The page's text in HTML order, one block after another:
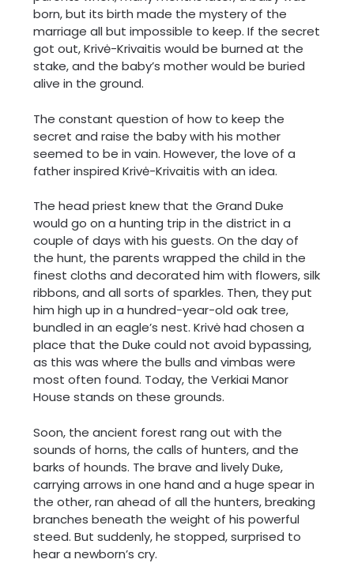
born, but its birth made the mystery of the
marriage all but impossible to keep. If the secret
got out, Krivė-Krivaitis would be burned at the
stake, and the baby’s mother would be buried
alive in the ground.
The constant question of how to keep the
secret and raise the baby with his mother
seemed to be in vain. However, the love of a
father inspired Krivė-Krivaitis with an idea.
The head priest knew that the Grand Duke
would go on a hunting trip in the district in a
couple of days with his guests. On the day of
the hunt, the parents wrapped the child in the
finest cloths and decorated him with flowers, silk
ribbons, and all sorts of sparkles. Then, they put
him high up in a hundred-year-old oak tree,
bundled in an eagle’s nest. Krivė had chosen a
place that the Duke could not avoid bypassing,
as this was where the bulls and vimbas were
most often found. Today, the Verkiai Manor
House stands on these grounds.
Soon, the ancient forest rang out with the
sounds of horns, the calls of hunters, and the
barks of hounds. The brave and lively Duke,
carrying arrows in one hand and a huge spear in
the other, ran ahead of all the hunters, breaking
branches beneath the weight of his powerful
steed. But suddenly, he stopped, surprised to
hear a newborn’s cry.